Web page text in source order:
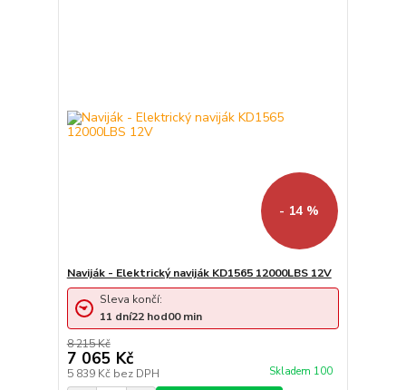
- 14 %
Naviják - Elektrický naviják KD1565 12000LBS 12V
8 215 Kč
7 065 Kč
5 839 Kč bez DPH Skladem 100
Sleva končí:
11 dní22 hod00min